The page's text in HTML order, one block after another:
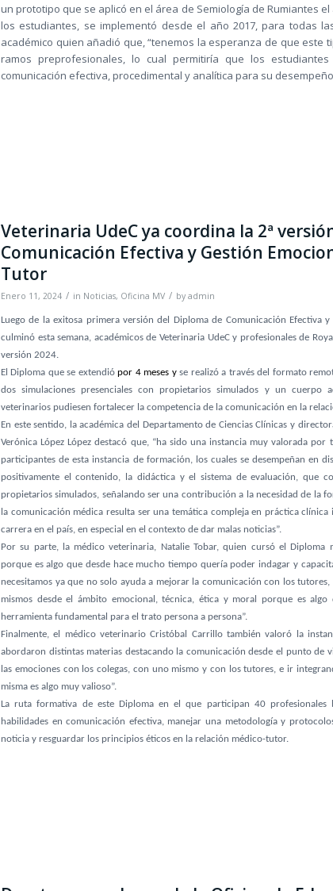
un prototipo que se aplicó en el área de Semiología de Rumiantes
los estudiantes, se implementó desde el año 2017, para todas
académico quien añadió que, “tenemos la esperanza de que este
ramos preprofesionales, lo cual permitiría que los
comunicación efectiva, procedimental y analítica para su
Veterinaria UdeC ya coordina la 2ª
Comunicación Efectiva y Gestión
Tutor
Enero 11, 2024 / in Noticias, Oficina MV / by admin
Luego de la exitosa primera versión del Diploma de Comunicación Efectiva
culminó esta semana, académicos de Veterinaria UdeC y profesionales de
versión 2024.
El Diploma que se extendiópor 4 meses yse realizó a través del formato
dos simulaciones presenciales con propietarios simulados y un cuerpo
veterinarios pudiesen fortalecer la competencia de la comunicación en la
En este sentido, la académica del Departamento de Ciencias Clínicas y
Verónica López López destacó que, “ha sido una instancia muy valorada
participantes de esta instancia de formación, los cuales se desempeñan en
positivamente el contenido, la didáctica y el sistema de evaluación, que
propietarios simulados, señalando ser una contribución a la necesidad de la
la comunicación médica resulta ser una temática compleja en práctica
carrera en el país, en especial en el contexto de dar malas noticias”.
Por su parte, la médico veterinaria, Natalie Tobar, quien cursó el Diploma
porque es algo que desde hace mucho tiempo quería poder indagar y
necesitamos ya que no solo ayuda a mejorar la comunicación con los
mismos desde el ámbito emocional, técnica, ética y moral porque es
herramienta fundamental para el trato persona a persona”.
Finalmente, el médico veterinario Cristóbal Carrillo también valoró la
abordaron distintas materias destacando la comunicación desde el punto de
las emociones con los colegas, con uno mismo y con los tutores, e ir
misma es algo muy valioso”.
La ruta formativa de este Diploma en el que participan 40
habilidades en comunicación efectiva, manejar una metodología y
noticia y resguardar los principios éticos en la relación médico-tutor.